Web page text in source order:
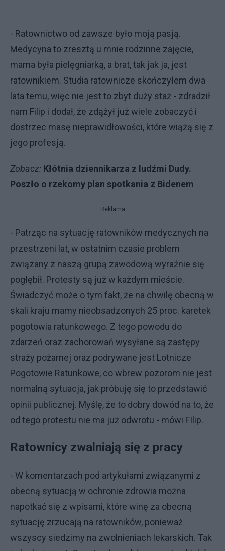
- Ratownictwo od zawsze było moją pasją.
Medycyna to zresztą u mnie rodzinne zajęcie,
mama była pielęgniarką, a brat, tak jak ja, jest
ratownikiem. Studia ratownicze skończyłem dwa
lata temu, więc nie jest to zbyt duży staż - zdradził
nam Filip i dodał, że zdążył już wiele zobaczyć i
dostrzec masę nieprawidłowości, które wiążą się z
jego profesją.
Zobacz: Kłótnia dziennikarza z ludźmi Dudy.
Poszło o rzekomy plan spotkania z Bidenem
Reklama
- Patrząc na sytuację ratowników medycznych na
przestrzeni lat, w ostatnim czasie problem
związany z naszą grupą zawodową wyraźnie się
pogłębił. Protesty są już w każdym mieście.
Świadczyć może o tym fakt, że na chwilę obecną w
skali kraju mamy nieobsadzonych 25 proc. karetek
pogotowia ratunkowego. Z tego powodu do
zdarzeń oraz zachorowań wysyłane są zastępy
straży pożarnej oraz podrywane jest Lotnicze
Pogotowie Ratunkowe, co wbrew pozorom nie jest
normalną sytuacja, jak próbuję się to przedstawić
opinii publicznej. Myślę, że to dobry dowód na to, że
od tego protestu nie ma już odwrotu - mówi FIlip.
Ratownicy zwalniają się z pracy
- W komentarzach pod artykułami związanymi z
obecną sytuacją w ochronie zdrowia można
napotkać się z wpisami, które winę za obecną
sytuację zrzucają na ratowników, ponieważ
wszyscy siedzimy na zwolnieniach lekarskich. Tak